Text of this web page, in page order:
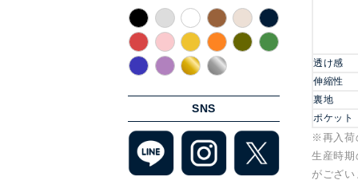
SNS
透け感
伸縮性
裏地
ポケット
※再入荷
生産時
がござ